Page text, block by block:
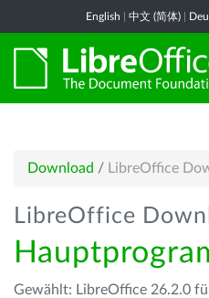
English 中文 (简体)
Download / LibreOffice
LibreOffice
Gewählt: LibreOffice 26.2.0